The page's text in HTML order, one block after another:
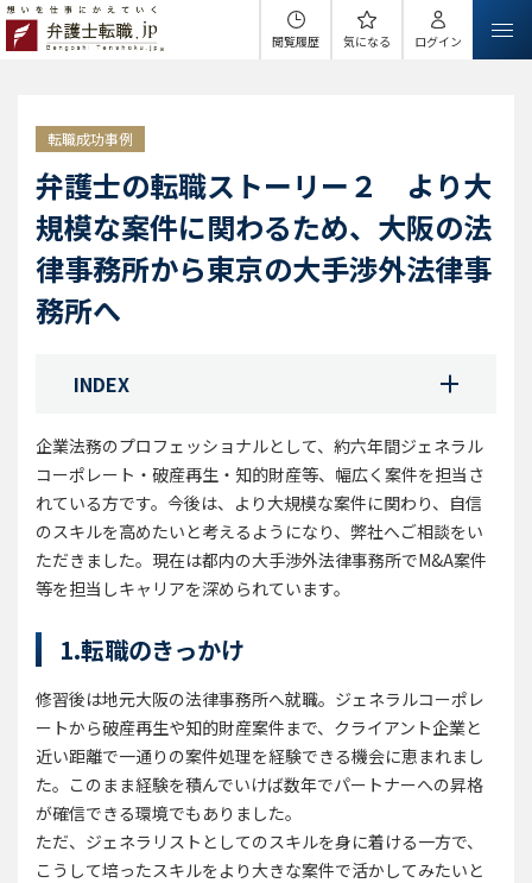
閲覧履歴 気になる ログイン
転職成功事例
弁護士の転職ストーリー２ より大
規模な案件に関わるため、大阪の法
律事務所から東京の大手渉外法律事
務所へ
INDEX
企業法務のプロフェッショナルとして、約六年間ジェネラル
コーポレート・破産再生・知的財産等、幅広く案件を担当さ
れている方です。今後は、より大規模な案件に関わり、自信
のスキルを高めたいと考えるようになり、弊社へご相談をい
ただきました。現在は都内の大手渉外法律事務所でM&A案件
等を担当しキャリアを深められています。
1.転職のきっかけ
修習後は地元大阪の法律事務所へ就職。ジェネラルコーポレ
ートから破産再生や知的財産案件まで、クライアント企業と
近い距離で一通りの案件処理を経験できる機会に恵まれまし
た。このまま経験を積んでいけば数年でパートナーへの昇格
が確信できる環境でもありました。
ただ、ジェネラリストとしてのスキルを身に着ける一方で、
こうして培ったスキルをより大きな案件で活かしてみたいと